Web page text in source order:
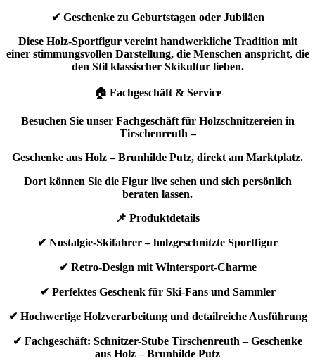
✔ Geschenke zu Geburtstagen oder Jubiläen
Diese Holz-Sportfigur vereint handwerkliche Tradition mit
einer stimmungsvollen Darstellung, die Menschen anspricht, die
den Stil klassischer Skikultur lieben.
🏠 Fachgeschäft & Service
Besuchen Sie unser Fachgeschäft für Holzschnitzereien in
Tirschenreuth –
Geschenke aus Holz – Brunhilde Putz, direkt am Marktplatz.
Dort können Sie die Figur live sehen und sich persönlich
beraten lassen.
📌 Produktdetails
✔ Nostalgie-Skifahrer – holzgeschnitzte Sportfigur
✔ Retro-Design mit Wintersport-Charme
✔ Perfektes Geschenk für Ski-Fans und Sammler
✔ Hochwertige Holzverarbeitung und detailreiche Ausführung
✔ Fachgeschäft: Schnitzer-Stube Tirschenreuth – Geschenke
aus Holz – Brunhilde Putz